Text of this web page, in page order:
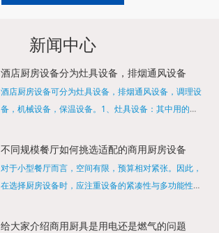
新闻中心
酒店厨房设备分为灶具设备，排烟通风设备
酒店厨房设备可分为灶具设备，排烟通风设备，调理设
备，机械设备，保温设备。1、灶具设备：其中用的较
缺少的，经过相关检测证明的合格设备才能进行使用，
不同规模餐厅如何挑选适配的商用厨房设备
对于小型餐厅而言，空间有限，预算相对紧张。因此，
在选择厨房设备时，应注重设备的紧凑性与多功能性。
烹饪设备，既能节省空间，又能满足多样化的烹饪需
给大家介绍商用厨具是用电还是燃气的问题